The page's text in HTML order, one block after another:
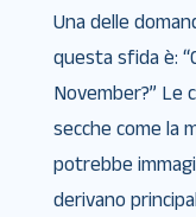
Una delle
questa sfida è:
November?” Le
secche come la
potrebbe
derivano